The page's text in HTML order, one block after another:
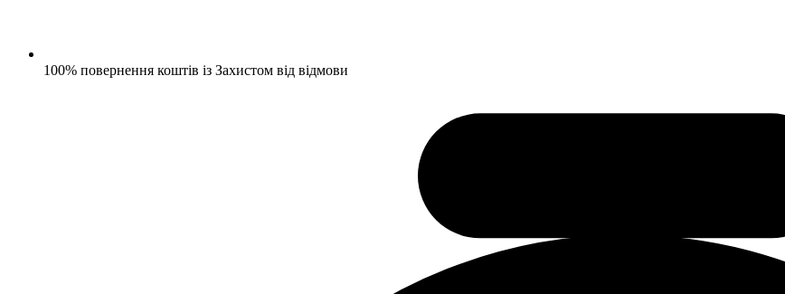
100% повернення коштів із Захистом від відмови